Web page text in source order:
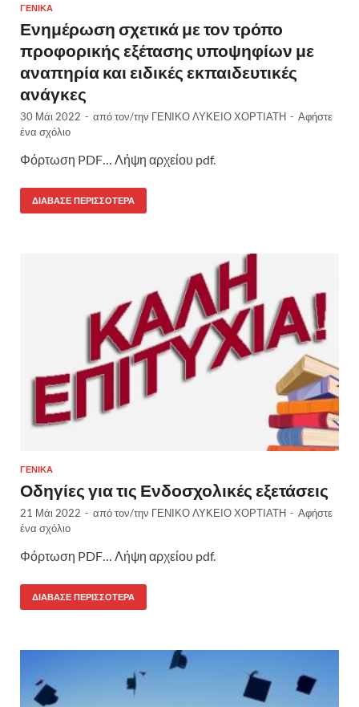
ΓΕΝΙΚΆ
Ενημέρωση σχετικά με τον τρόπο
προφορικής εξέτασης υποψηφίων με
αναπηρία και ειδικές εκπαιδευτικές
ανάγκες
30 Μάι 2022 - από τον/την ΓΕΝΙΚΟ ΛΥΚΕΙΟ ΧΟΡΤΙΑΤΗ - Αφήστε
ένα σχόλιο
Φόρτωση PDF… Λήψη αρχείου pdf.
ΔΙΆΒΑΣΕ ΠΕΡΙΣΣΌΤΕΡΑ
ΓΕΝΙΚΆ
Οδηγίες για τις Ενδοσχολικές εξετάσεις
21 Μάι 2022 - από τον/την ΓΕΝΙΚΟ ΛΥΚΕΙΟ ΧΟΡΤΙΑΤΗ - Αφήστε
ένα σχόλιο
Φόρτωση PDF… Λήψη αρχείου pdf.
ΔΙΆΒΑΣΕ ΠΕΡΙΣΣΌΤΕΡΑ